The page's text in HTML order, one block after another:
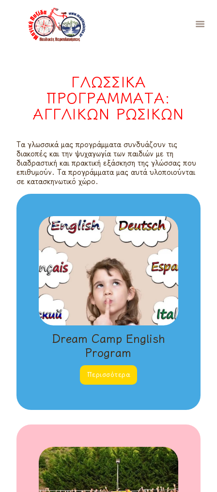
ΑΡΧΙΚΉ
ΣΧΕΤΙΚΆ
ΠΡΌΤΥΠΑ
ΠΡΟΓΡΆΜΜΑΤΑ
ΔΩΡΕΆΝ
ΣΥΜΜΕΤΟΧΉ
ΘΕΜΑΤΙΚΆ
ΕΠΙΚΟΙΝΩΝΊΑ
ΓΛΩΣΣΙΚΆ
ΠΡΟΓΡΆΜΜΑΤΑ:
ΑΓΓΛΙΚΏΝ ΡΩΣΙΚΏΝ
Τα γλωσσικά μας προγράμματα συνδυάζουν τις
διακοπές και την ψυχαγωγία των παιδιών με τη
διαδραστική και πρακτική εξάσκηση της γλώσσας που
επιθυμούν. Τα προγράμματα μας αυτά υλοποιούνται
σε κατασκηνωτικό χώρο.
Dream Camp English
Program
Περισσότερα